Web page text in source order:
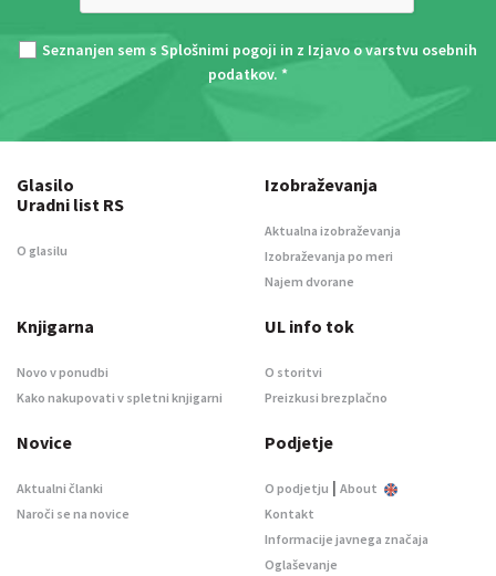
Seznanjen sem s Splošnimi pogoji in z Izjavo o varstvu osebnih
podatkov. *
Glasilo
Uradni list RS
O glasilu
Izobraževanja
Aktualna izobraževanja
Izobraževanja po meri
Najem dvorane
Knjigarna
Novo v ponudbi
Kako nakupovati v spletni knjigarni
UL info tok
O storitvi
Preizkusi brezplačno
Novice
Aktualni članki
Naroči se na novice
Podjetje
O podjetju | About
Kontakt
Informacije javnega značaja
Oglaševanje